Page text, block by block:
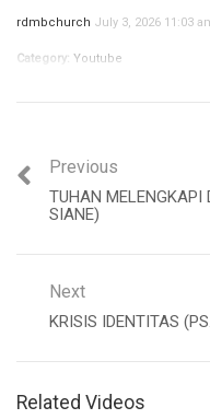
rdmbchurch July 3, 2026 11:03
Category: Youtube
Previous
TUHAN MELENGKAPI
SIANE)
Next
KRISIS IDENTITAS
Related Videos